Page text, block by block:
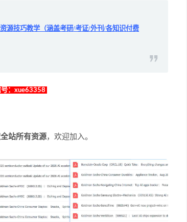
源技巧教学（涵盖考研/考证/外刊/各知识付费
：xue63358
站所有资源，欢迎加入。